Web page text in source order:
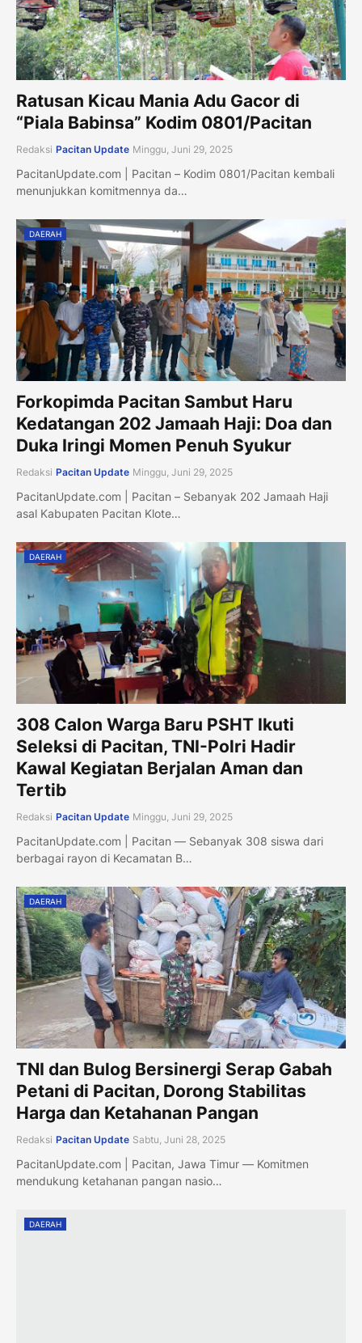
Ratusan Kicau Mania Adu Gacor di
“Piala Babinsa” Kodim 0801/Pacitan
Redaksi Pacitan Update Minggu, Juni 29, 2025
PacitanUpdate.com | Pacitan – Kodim 0801/Pacitan kembali
menunjukkan komitmennya da…
DAERAH
Forkopimda Pacitan Sambut Haru
Kedatangan 202 Jamaah Haji: Doa dan
Duka Iringi Momen Penuh Syukur
Redaksi Pacitan Update Minggu, Juni 29, 2025
PacitanUpdate.com | Pacitan – Sebanyak 202 Jamaah Haji
asal Kabupaten Pacitan Klote…
DAERAH
308 Calon Warga Baru PSHT Ikuti
Seleksi di Pacitan, TNI-Polri Hadir
Kawal Kegiatan Berjalan Aman dan
Tertib
Redaksi Pacitan Update Minggu, Juni 29, 2025
PacitanUpdate.com | Pacitan — Sebanyak 308 siswa dari
berbagai rayon di Kecamatan B…
DAERAH
TNI dan Bulog Bersinergi Serap Gabah
Petani di Pacitan, Dorong Stabilitas
Harga dan Ketahanan Pangan
Redaksi Pacitan Update Sabtu, Juni 28, 2025
PacitanUpdate.com | Pacitan, Jawa Timur — Komitmen
mendukung ketahanan pangan nasio…
DAERAH